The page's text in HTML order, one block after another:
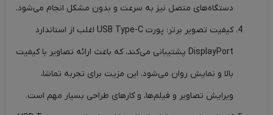
دستگاه‌های متصل نیز به سرعت و بدون مشکل انجام می‌شود.
کیفیت تصویر برتر: پورت USB Type-C اغلب از استاندارد
DisplayPort پشتیبانی می‌کند، که باعث ارائه تصاویر با کیفیت
بالا و نمایش روان می‌شود. این مزیت برای تجربه تماشا،
ویرایش تصاویر و فیلم‌ها، و کارهای طراحی بسیار مهم است.